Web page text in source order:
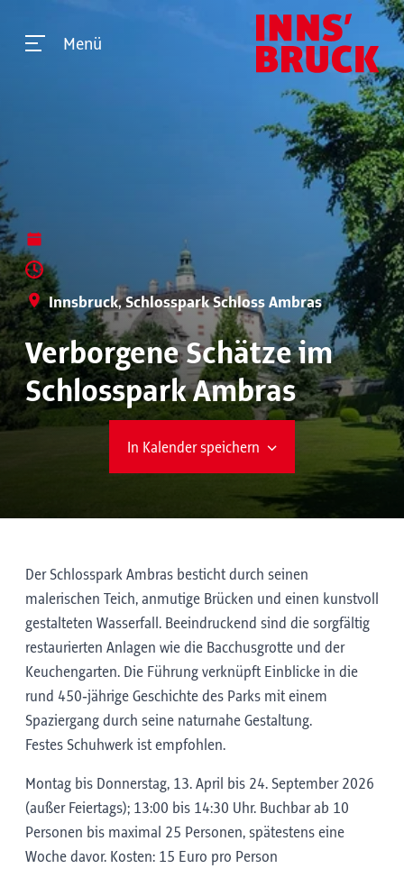
Menü
Innsbruck, Schlosspark Schloss Ambras
Verborgene Schätze im
Schlosspark Ambras
In Kalender speichern
Der Schlosspark Ambras besticht durch seinen
malerischen Teich, anmutige Brücken und einen kunstvoll
gestalteten Wasserfall. Beeindruckend sind die sorgfältig
restaurierten Anlagen wie die Bacchusgrotte und der
Keuchengarten. Die Führung verknüpft Einblicke in die
rund 450‑jährige Geschichte des Parks mit einem
Spaziergang durch seine naturnahe Gestaltung.
Festes Schuhwerk ist empfohlen.
Montag bis Donnerstag, 13. April bis 24. September 2026
(außer Feiertags); 13:00 bis 14:30 Uhr. Buchbar ab 10
Personen bis maximal 25 Personen, spätestens eine
Woche davor. Kosten: 15 Euro pro Person